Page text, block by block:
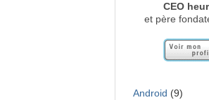
CEO
et père
Android (9)